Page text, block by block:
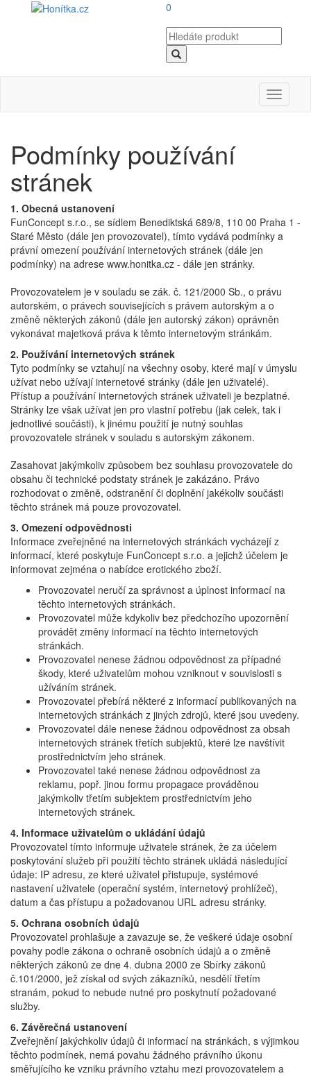
0
Toggle
Podmínky používání
stránek
1. Obecná ustanovení
FunConcept s.r.o., se sídlem Benediktská 689/8, 110 00 Praha 1 -
Staré Město (dále jen provozovatel), tímto vydává podmínky a
právní omezení používání internetových stránek (dále jen
podmínky) na adrese www.honitka.cz - dále jen stránky.
Provozovatelem je v souladu se zák. č. 121/2000 Sb., o právu
autorském, o právech souvisejících s právem autorským a o
změně některých zákonů (dále jen autorský zákon) oprávněn
vykonávat majetková práva k těmto internetovým stránkám.
2. Používání internetových stránek
Tyto podmínky se vztahují na všechny osoby, které mají v úmyslu
užívat nebo užívají internetové stránky (dále jen uživatelé).
Přístup a používání internetových stránek uživateli je bezplatné.
Stránky lze však užívat jen pro vlastní potřebu (jak celek, tak i
jednotlivé součásti), k jinému použití je nutný souhlas
provozovatele stránek v souladu s autorským zákonem.
Zasahovat jakýmkoliv způsobem bez souhlasu provozovatele do
obsahu či technické podstaty stránek je zakázáno. Právo
rozhodovat o změně, odstranění či doplnění jakékoliv součásti
těchto stránek má pouze provozovatel.
3. Omezení odpovědnosti
Informace zveřejněné na internetových stránkách vycházejí z
informací, které poskytuje FunConcept s.r.o. a jejichž účelem je
informovat zejména o nabídce erotického zboží.
Provozovatel neručí za správnost a úplnost informací na
těchto internetových stránkách.
Provozovatel může kdykoliv bez předchozího upozornění
provádět změny informací na těchto internetových
stránkách.
Provozovatel nenese žádnou odpovědnost za případné
škody, které uživatelům mohou vzniknout v souvislosti s
užíváním stránek.
Provozovatel přebírá některé z informací publikovaných na
internetových stránkách z jiných zdrojů, které jsou uvedeny.
Provozovatel dále nenese žádnou odpovědnost za obsah
internetových stránek třetích subjektů, které lze navštívit
prostřednictvím jeho stránek.
Provozovatel také nenese žádnou odpovědnost za
reklamu, popř. jinou formu propagace prováděnou
jakýmkoliv třetím subjektem prostřednictvím jeho
internetových stránek.
4. Informace uživatelům o ukládání údajů
Provozovatel tímto informuje uživatele stránek, že za účelem
poskytování služeb při použití těchto stránek ukládá následující
údaje: IP adresu, ze které uživatel přistupuje, systémové
nastavení uživatele (operační systém, internetový prohlížeč),
datum a čas přístupu a požadovanou URL adresu stránky.
5. Ochrana osobních údajů
Provozovatel prohlašuje a zavazuje se, že veškeré údaje osobní
povahy podle zákona o ochraně osobních údajů a o změně
některých zákonů ze dne 4. dubna 2000 ze Sbírky zákonů
č.101/2000, jež získal od svých zákazníků, nesdělí třetím
stranám, pokud to nebude nutné pro poskytnutí požadované
služby.
6. Závěrečná ustanovení
Zveřejnění jakýchkoliv údajů či informací na stránkách, s výjimkou
těchto podmínek, nemá povahu žádného právního úkonu
směřujícího ke vzniku právního vztahu mezi provozovatelem a